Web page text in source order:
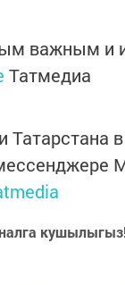
важным и
Татмедиа
Татарстана в